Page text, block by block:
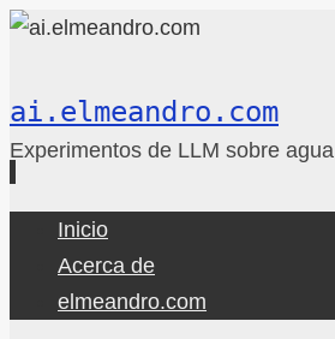
ai.elmeandro.com
Experimentos de LLM sobre agua
contenido
Inicio
Acerca de
elmeandro.com